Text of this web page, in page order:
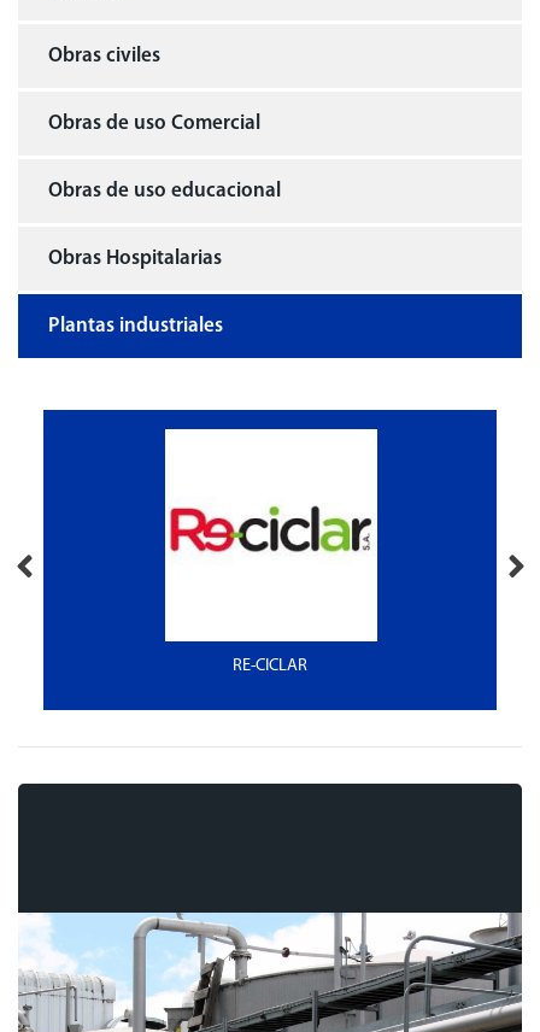
Obras civiles
Obras de uso Comercial
Obras de uso educacional
Obras Hospitalarias
Plantas industriales
RE-CICLAR